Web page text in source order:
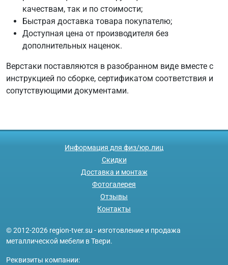
качествам, так и по стоимости;
Быстрая доставка товара покупателю;
Доступная цена от производителя без
дополнительных наценок.
Верстаки поставляются в разобранном виде вместе с
инструкцией по сборке, сертификатом соответствия и
сопутствующими документами.
Информация для физ/юр.лиц
Скидки
Доставка и монтаж
Фотогалерея
Отзывы
Контакты
© 2012-2026 region-tver.su - изготовление и продажа
металлической мебели в Твери.
Реквизиты компании: